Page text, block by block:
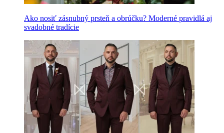
Ako nosiť zásnubný prsteň a obrúčku? Moderné pravidlá aj
svadobné tradície